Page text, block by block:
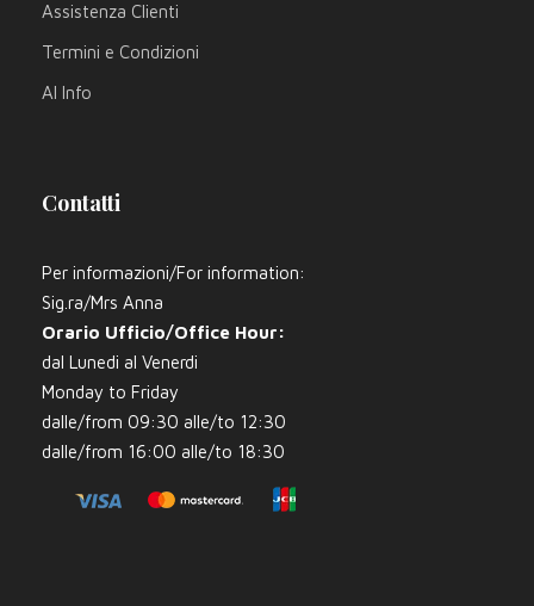
Assistenza Clienti
Termini e Condizioni
AI Info
Contatti
Per informazioni/For information:
Sig.ra/Mrs Anna
Orario Ufficio/Office Hour:
dal Lunedi al Venerdi
Monday to Friday
dalle/from 09:30 alle/to 12:30
dalle/from 16:00 alle/to 18:30